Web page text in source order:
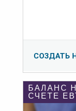
СОЗДАТЬ
БАЛАНС
СЧЕТЕ